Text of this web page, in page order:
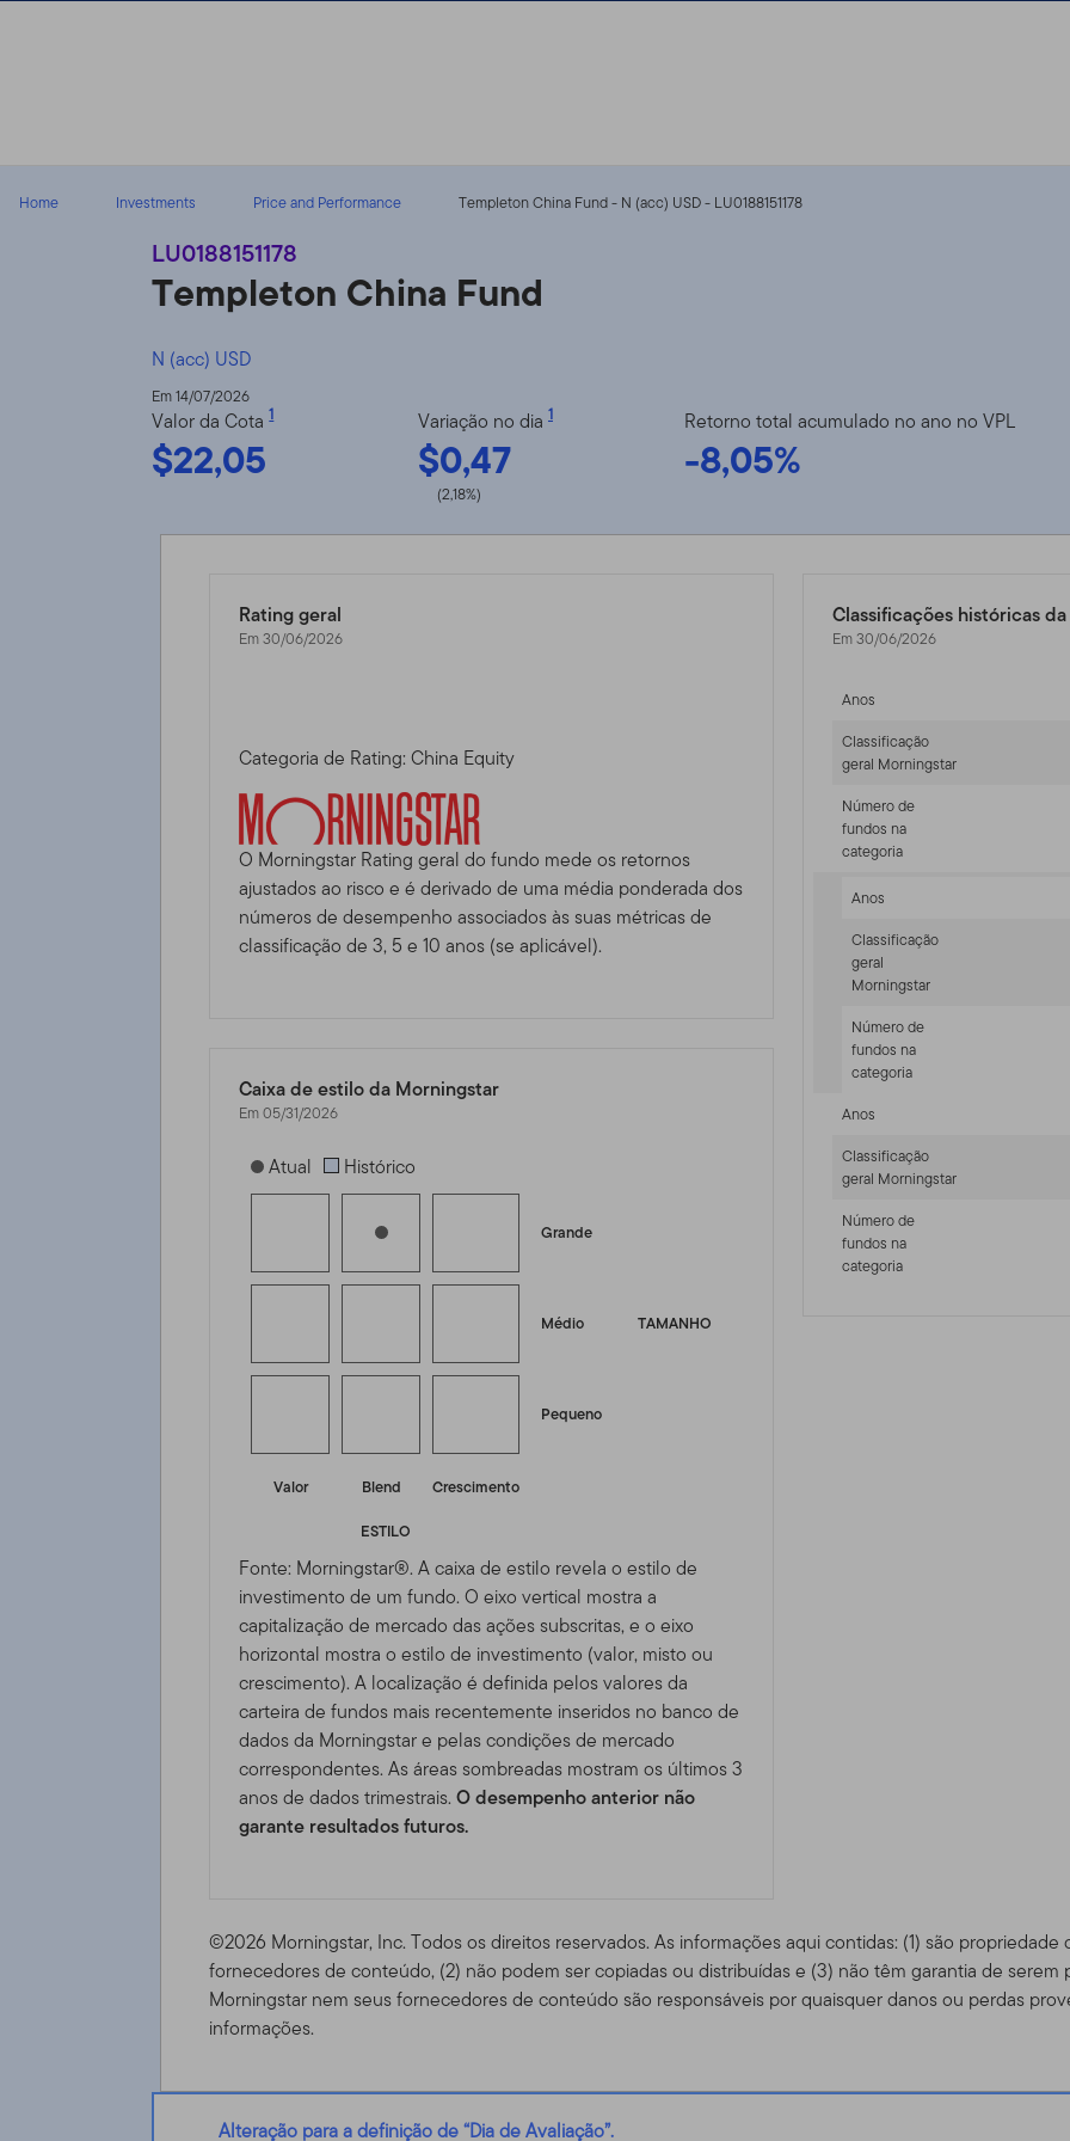
Home Investments Price and Performance Templeton China Fund - N (acc) USD - LU0188151178
LU0188151178
Templeton China Fund
N (acc) USD
Em 14/07/2026
Valor da Cota1
$22,05
Variação no dia 1
$0,47
(2,18%)
Retorno total acumulado no ano no VPL
-8,05%
Rating geral
Em 30/06/2026
Categoria de Rating: China Equity
O Morningstar Rating geral do fundo mede os retornos
ajustados ao risco e é derivado de uma média ponderada dos
números de desempenho associados às suas métricas de
classificação de 3, 5 e 10 anos (se aplicável).
Caixa de estilo da Morningstar
Em 05/31/2026
[products.morningstar-stylebox-title-sr-equity]
Atual Histórico
Grande
TAMANHO
Médio
Pequeno
Valor Blend
Crescimento
ESTILO
Fonte: Morningstar®. A caixa de estilo revela o estilo de
investimento de um fundo. O eixo vertical mostra a
capitalização de mercado das ações subscritas, e o eixo
horizontal mostra o estilo de investimento (valor, misto ou
crescimento). A localização é definida pelos valores da
carteira de fundos mais recentemente inseridos no banco de
dados da Morningstar e pelas condições de mercado
correspondentes. As áreas sombreadas mostram os últimos 3
anos de dados trimestrais.O desempenho anterior não
garante resultados futuros.
Classificações históricas
Em 30/06/2026
Anos
Classificação
geral Morningstar
Número de
fundos na
categoria
Anos
Classificação
geral
Morningstar
Número de
fundos na
categoria
Anos
Classificação
geral Morningstar
Número de
fundos na
categoria
©2026 Morningstar, Inc. Todos os direitos reservados. As informações aqui contidas: (1) são
fornecedores de conteúdo, (2) não podem ser copiadas ou distribuídas e (3) não têm garantia de serem
Morningstar nem seus fornecedores de conteúdo são responsáveis ​​por quaisquer danos ou perdas
informações.
Alteração para a definição de “Dia de Avaliação”.